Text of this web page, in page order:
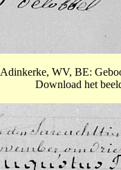
Adinkerke, WV, BE:
Download het